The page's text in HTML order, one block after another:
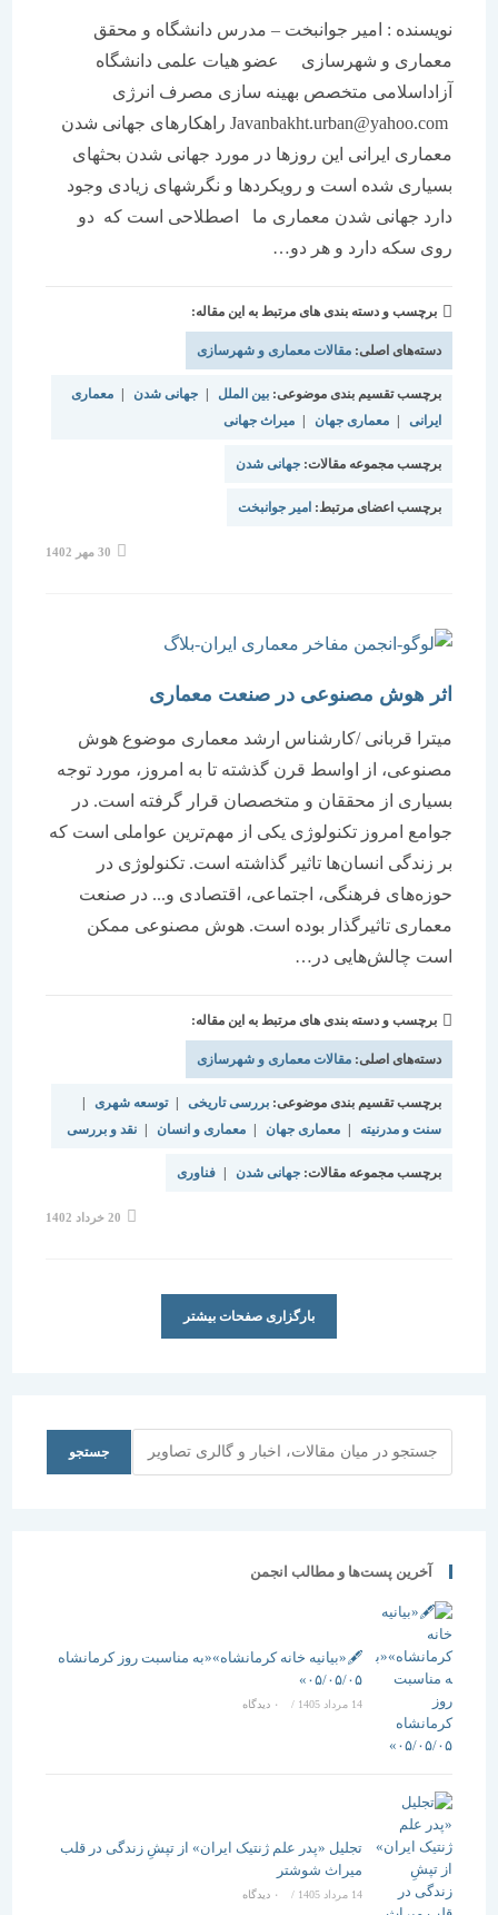
نویسنده : امیر جوانبخت – مدرس دانشگاه و محقق
معماری و شهرسازی عضو هیات علمی دانشگاه
آزاداسلامی متخصص بهینه سازی مصرف انرژی
Javanbakht.urban@yahoo.com راهکارهای جهانی شدن
معماری ایرانی این روزها در مورد جهانی شدن بحثهای
بسیاری شده است و رویکردها و نگرشهای زیادی وجود
دارد جهانی شدن معماری ما اصطلاحی است که دو
روی سکه دارد و هر دو…
برچسب و دسته بندی های مرتبط به این مقاله:
دسته‌های اصلی:مقالات معماری و شهرسازی
برچسب تقسیم بندی موضوعی:بین الملل | جهانی شدن | معماری
معماری جهان | میراث جهانی
برچسب مجموعه مقالات:جهانی شدن
برچسب اعضای مرتبط: امیر جوانبخت
اثر هوش مصنوعی در صنعت معماری
میترا قربانی /کارشناس ارشد معماری موضوع هوش
مصنوعی، از اواسط قرن گذشته تا به امروز، مورد توجه
بسیاری از محققان و متخصصان قرار گرفته است. در
جوامع امروز تکنولوژی یکی از مهم‌ترین عواملی است که
بر زندگی انسان‌ها تاثیر گذاشته است. تکنولوژی در
حوزه‌های فرهنگی، اجتماعی، اقتصادی و... در صنعت
معماری تاثیرگذار بوده است. هوش مصنوعی ممکن
است چالش‌هایی در…
برچسب و دسته بندی های مرتبط به این مقاله:
دسته‌های اصلی:مقالات معماری و شهرسازی
برچسب تقسیم بندی موضوعی:بررسی تاریخی | توسعه شهری |
سنت و مدرنیته | معماری جهان | معماری و انسان نقد و بررسی
برچسب مجموعه مقالات:جهانی شدن | فناوری
بارگزاری صفحات بیشتر
جستجو
آخرین پست‌ها و مطالب انجمن
🖋️«بیانیه خانه کرمانشاه»«به مناسبت روز کرمانشاه
۰۵/۰۵/۰۵»
/ ۰ دیدگاه
تجلیل «پدر علم ژنتیک ایران» از تپشِ زندگی در قلب
میراث شوشتر
14 مرداد 1405 / ۰ دیدگاه